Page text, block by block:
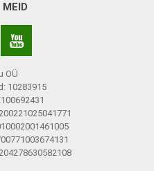
OÜ
10283915